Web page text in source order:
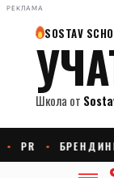
РЕКЛАМА